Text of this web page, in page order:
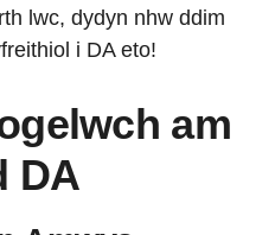
lwc, dydyn nhw ddim
i DA eto!
am
DA